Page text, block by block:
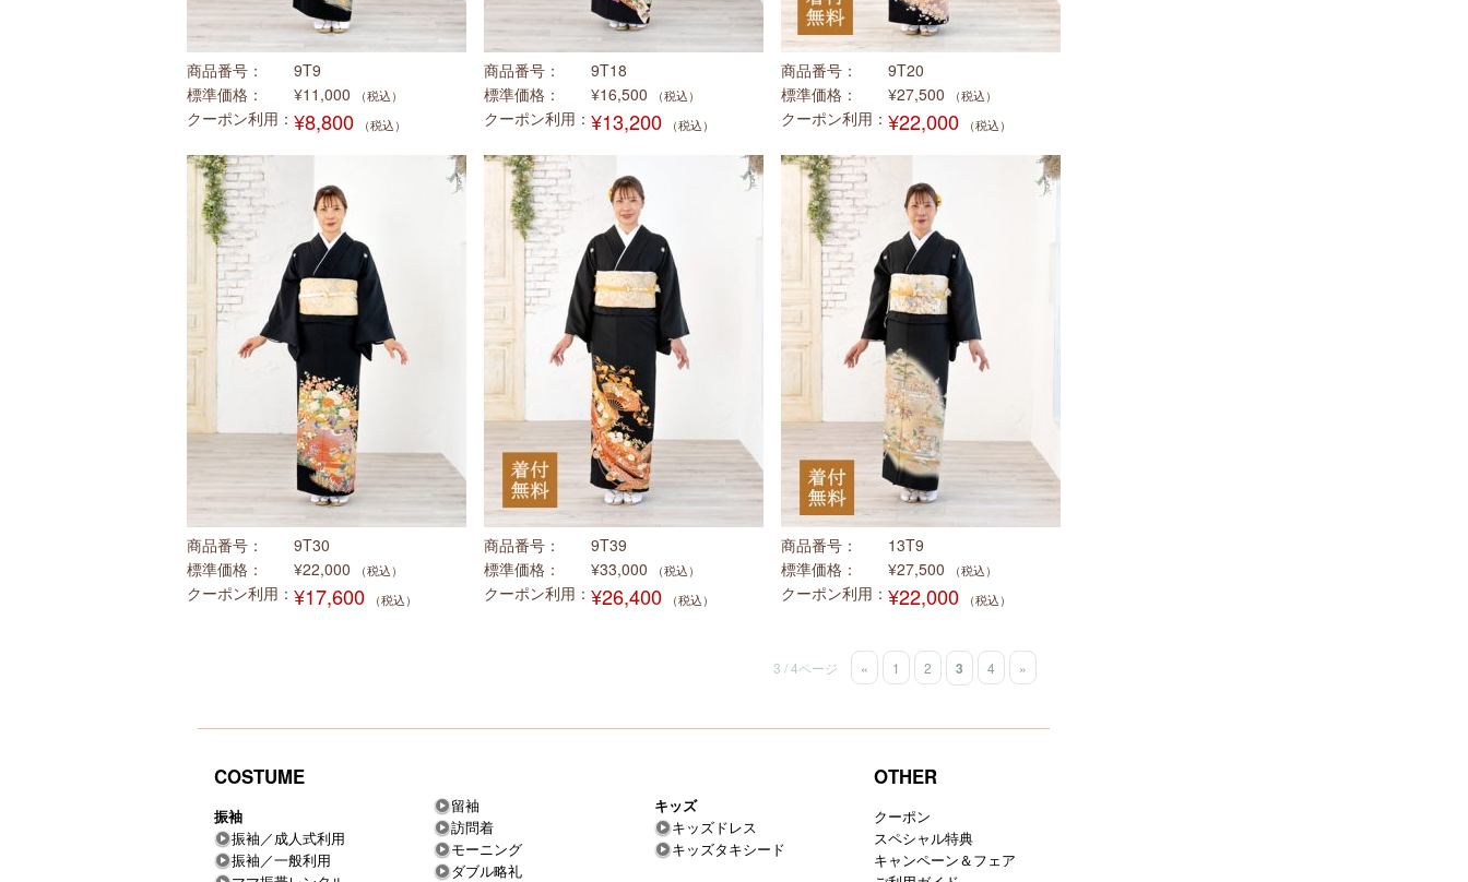
商品番号
9T9
標準価格
¥11,000 （税込）
クーポン利用 ¥8,800 （税込）
商品番号
9T18
標準価格
¥16,500 （税込）
クーポン利用 ¥13,200 （税込）
商品番号
9T20
標準価格
¥27,500 （税込）
クーポン利用 ¥22,000 （税込）
商品番号
9T30
標準価格
¥22,000 （税込）
クーポン利用 ¥17,600 （税込）
商品番号
9T39
標準価格
¥33,000 （税込）
クーポン利用 ¥26,400 （税込）
商品番号
13T9
標準価格
¥27,500 （税込）
クーポン利用 ¥22,000 （税込）
3 / 4ページ « 1 2 3 4 »
COSTUME
振袖
振袖／成人式利用
振袖／一般利用
留袖
訪問着
モーニング
ダブル略礼
キッズ
キッズドレス
キッズタキシード
OTHER
クーポン
スペシャル特典
キャンペーン＆フェア